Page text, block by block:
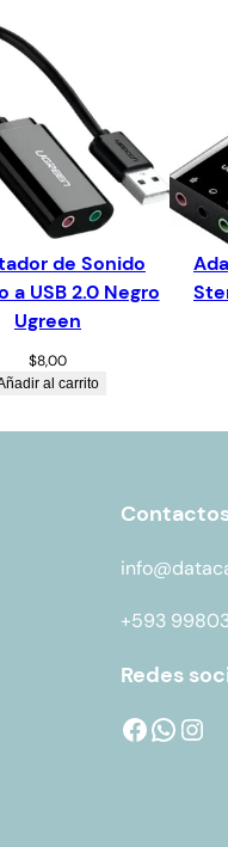
de Sonido
a USB 2.0 Negro
Ugreen
$8,00
al carrito
+593
Redes